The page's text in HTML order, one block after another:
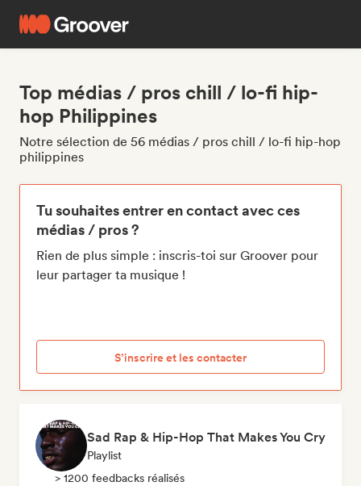
Top médias / pros chill / lo-fi hip-
hop Philippines
Notre sélection de 56 médias / pros chill / lo-fi hip-hop
philippines
Tu souhaites entrer en contact avec ces
médias / pros ?
Rien de plus simple : inscris-toi sur Groover pour
leur partager ta musique !
S’inscrire et les contacter
Sad Rap & Hip-Hop That Makes You Cry
Playlist
> 1200 feedbacks réalisés